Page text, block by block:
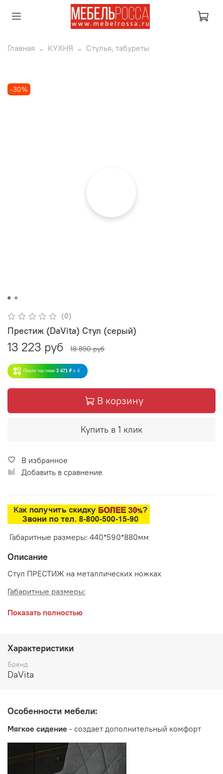
Главная КУХНЯ Стулья, табуреты
-30%
(0)
Престиж (DaVita) Стул (серый)
13 223 руб 18 890 руб
Плати частями 3 471 ₽ x 4
В корзину
Купить в 1 клик
В избранное
Добавить в сравнение
Габаритные размеры: 440*590*880мм
Описание
Стул ПРЕСТИЖ на металлических ножках
Габаритные размеры:
ширина сидения 440 мм
высота 880 мм
Сидение:
Показать полностью
Характеристики
Бренд
DaVita
Особенности мебели:
Мягкое сидение - создает дополнительный комфорт